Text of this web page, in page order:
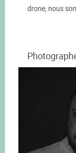
drone, nous